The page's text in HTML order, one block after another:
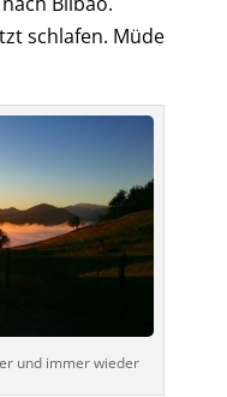
schlafen. Müde
und immer wieder